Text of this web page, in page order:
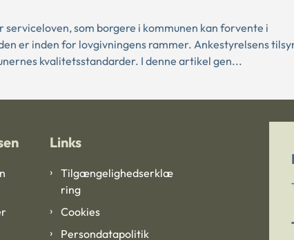
som borgere i kommunen kan forvente i
er inden for lovgivningens rammer. Ankestyrelsens
kvalitetsstandarder. I denne artikel gen...
Links
Tilgængelighedserklæ
ring
Cookies
Persondatapolitik